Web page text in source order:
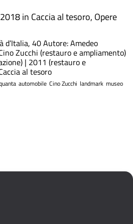
in Caccia al tesoro, Opere
d’Italia, 40 Autore: Amedeo
Zucchi (restauro e ampliamento)
| 2011 (restauro e
al tesoro
automobile Cino Zucchi landmark museo